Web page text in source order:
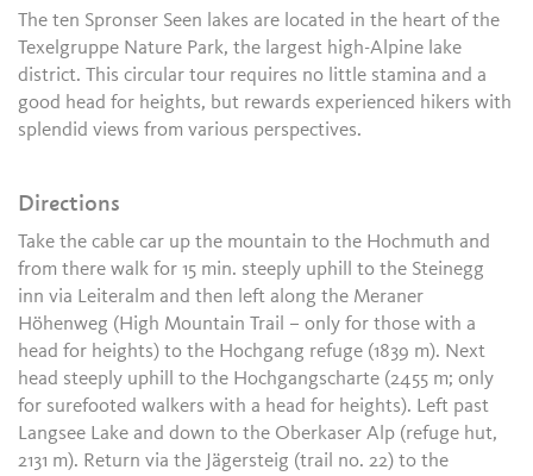
The ten Spronser Seen lakes are located in the heart of the
Texelgruppe Nature Park, the largest high-Alpine lake
district. This circular tour requires no little stamina and a
good head for heights, but rewards experienced hikers with
splendid views from various perspectives.
Directions
Take the cable car up the mountain to the Hochmuth and
from there walk for 15 min. steeply uphill to the Steinegg
inn via Leiteralm and then left along the Meraner
Höhenweg (High Mountain Trail – only for those with a
head for heights) to the Hochgang refuge (1839 m). Next
head steeply uphill to the Hochgangscharte (2455 m; only
for surefooted walkers with a head for heights). Left past
Langsee Lake and down to the Oberkaser Alp (refuge hut,
2131 m). Return via the Jägersteig (trail no. 22) to the